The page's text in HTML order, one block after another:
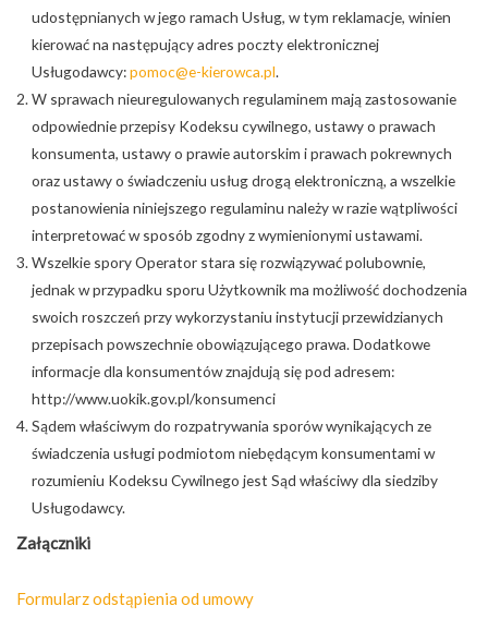
udostępnianych w jego ramach Usług, w tym reklamacje, winien
kierować na następujący adres poczty elektronicznej
Usługodawcy:pomoc@e-kierowca.pl.
W sprawach nieuregulowanych regulaminem mają zastosowanie
odpowiednie przepisy Kodeksu cywilnego, ustawy o prawach
konsumenta, ustawy o prawie autorskim i prawach pokrewnych
oraz ustawy o świadczeniu usług drogą elektroniczną, a wszelkie
postanowienia niniejszego regulaminu należy w razie wątpliwości
interpretować w sposób zgodny z wymienionymi ustawami.
Wszelkie spory Operator stara się rozwiązywać polubownie,
jednak w przypadku sporu Użytkownik ma możliwość dochodzenia
swoich roszczeń przy wykorzystaniu instytucji przewidzianych
przepisach powszechnie obowiązującego prawa. Dodatkowe
informacje dla konsumentów znajdują się pod adresem:
http://www.uokik.gov.pl/konsumenci
Sądem właściwym do rozpatrywania sporów wynikających ze
świadczenia usługi podmiotom niebędącym konsumentami w
rozumieniu Kodeksu Cywilnego jest Sąd właściwy dla siedziby
Usługodawcy.
Załączniki
Formularz odstąpienia od umowy